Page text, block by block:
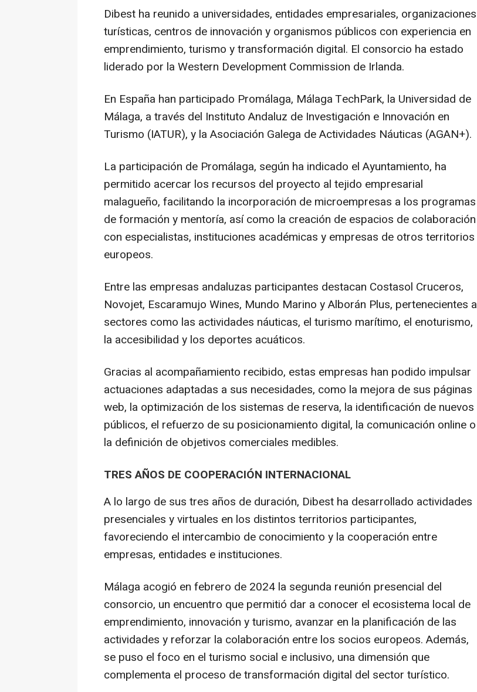
Dibest ha reunido a universidades, entidades empresariales, organizaciones
turísticas, centros de innovación y organismos públicos con experiencia en
emprendimiento, turismo y transformación digital. El consorcio ha estado
liderado por la Western Development Commission de Irlanda.
En España han participado Promálaga, Málaga TechPark, la Universidad de
Málaga, a través del Instituto Andaluz de Investigación e Innovación en
Turismo (IATUR), y la Asociación Galega de Actividades Náuticas (AGAN+).
La participación de Promálaga, según ha indicado el Ayuntamiento, ha
permitido acercar los recursos del proyecto al tejido empresarial
malagueño, facilitando la incorporación de microempresas a los programas
de formación y mentoría, así como la creación de espacios de colaboración
con especialistas, instituciones académicas y empresas de otros territorios
europeos.
Entre las empresas andaluzas participantes destacan Costasol Cruceros,
Novojet, Escaramujo Wines, Mundo Marino y Alborán Plus, pertenecientes a
sectores como las actividades náuticas, el turismo marítimo, el enoturismo,
la accesibilidad y los deportes acuáticos.
Gracias al acompañamiento recibido, estas empresas han podido impulsar
actuaciones adaptadas a sus necesidades, como la mejora de sus páginas
web, la optimización de los sistemas de reserva, la identificación de nuevos
públicos, el refuerzo de su posicionamiento digital, la comunicación online o
la definición de objetivos comerciales medibles.
TRES AÑOS DE COOPERACIÓN INTERNACIONAL
A lo largo de sus tres años de duración, Dibest ha desarrollado actividades
presenciales y virtuales en los distintos territorios participantes,
favoreciendo el intercambio de conocimiento y la cooperación entre
empresas, entidades e instituciones.
Málaga acogió en febrero de 2024 la segunda reunión presencial del
consorcio, un encuentro que permitió dar a conocer el ecosistema local de
emprendimiento, innovación y turismo, avanzar en la planificación de las
actividades y reforzar la colaboración entre los socios europeos. Además,
se puso el foco en el turismo social e inclusivo, una dimensión que
complementa el proceso de transformación digital del sector turístico.